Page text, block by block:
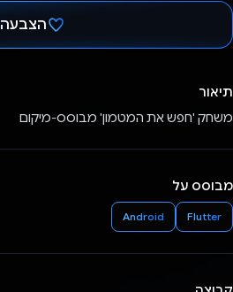
הצבעה
תיאור
משחק 'חפש את המטמון' מבוסס-מיקום
מבוסס על
Flutter
Android